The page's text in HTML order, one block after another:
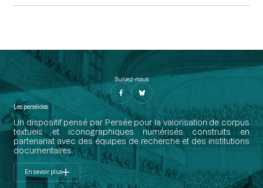
Suivez-nous
Les perséides
Un dispositif pensé par Persée pour la valorisation de corpus
textuels et iconographiques numérisés construits en
partenariat avec des équipes de recherche et des institutions
documentaires.
En savoir plus